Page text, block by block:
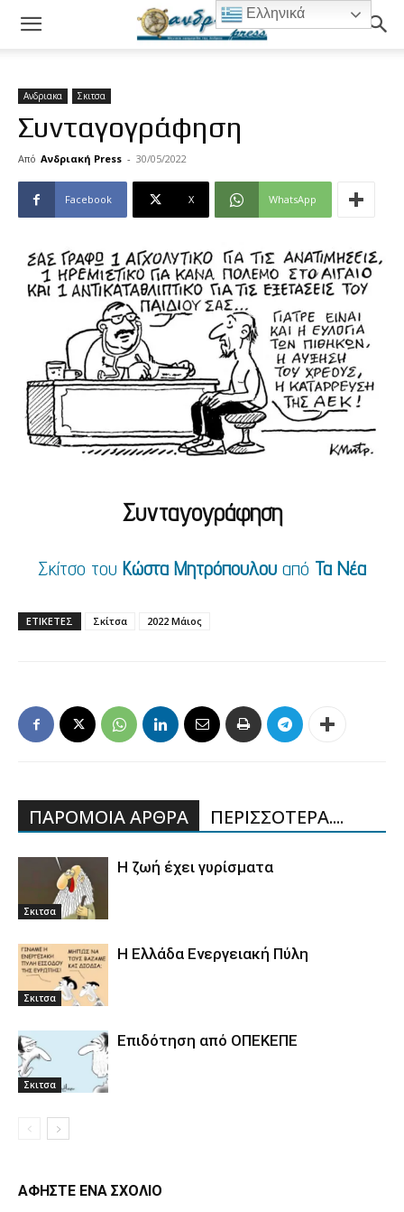
Ανδριακα Σκιτσα
Συνταγογράφηση
Από Ανδριακή Press - 30/05/2022
Facebook X WhatsApp
Συνταγογράφηση
Σκίτσο του Κώστα Μητρόπουλου από Τα Νέα
ΕΤΙΚΕΤΕΣ Σκίτσα 2022 Μάιος
ΠΑΡΟΜΟΙΑ ΑΡΘΡΑ ΠΕΡΙΣΣΟΤΕΡΑ....
Σκιτσα
Η ζωή έχει γυρίσματα
Σκιτσα
Η Ελλάδα Ενεργειακή Πύλη
Σκιτσα
Επιδότηση από ΟΠΕΚΕΠΕ
ΑΦΗΣΤΕ ΕΝΑ ΣΧΟΛΙΟ
Ελληνικά